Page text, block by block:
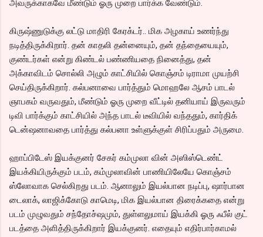
அவருக்காகவே மீண்டும் ஓரு முறை பார்க்க வேண்டும்.
கிருஷ்ணுடுக்கு லட்டு மாதிரி கேரக்டர்.. மிக அழகாய் உணர்ந்து
நடித்திருக்கிறார். தன் காதலி தன்னையும், தன் தந்தையையும்,
குண்டர்கள் என்று கிண்டல் பண்ணியதை நினைத்து, தன்
அக்காவிடம் சொல்லி அழும் காட்சியில் கொஞ்சம் டிராமா முயற்சி
செய்திருக்கிறார். கல்பனாவை பார்த்தும் மொஹலே ஆசம் பாடல்
ஞாபகம் வருவதும், மீண்டும் ஓரு முறை வீட்டில் தனியாய் இருவரும்
டிவி பார்க்கும் காட்சியில் அந்த பாடல் டீவியில் வந்ததும், கார்திக்
டென்ஷனாவதை பார்த்து கல்பனா உள்ளுக்குள் சிரிப்பதும் அருமை.
ஹாப்பிடேஸ் இயக்குனர் சேகர் கம்முலா வின் அஸிஸ்டெண்ட்
இயக்கியிருக்கும் படம், கம்முலாவின் பாணியிலேயே கொஞ்சம்
ஸ்லோவாக செல்கிறது படம். ஆனாலும் இயல்பான நடிப்பு, ஷார்பான
டைலாக், லாஜிக்கோடு காமெடி, மிக இயல்பான திரைக்கதை என்று
படம் முழுவதும் சந்தோச்ஷமும், துள்ளலுமாய் இயக்கி ஓரு ஃபீல் குட்
படத்தை அளித்திருக்கிறார் இயக்குனர். எதையும் எதிர்பார்காமல்